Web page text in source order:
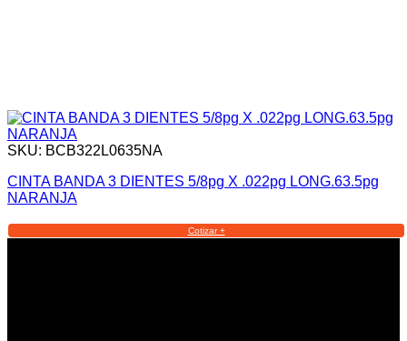
SKU: BCB322L0635NA
CINTA BANDA 3 DIENTES 5/8pg X .022pg LONG.63.5pg
NARANJA
Cotizar +